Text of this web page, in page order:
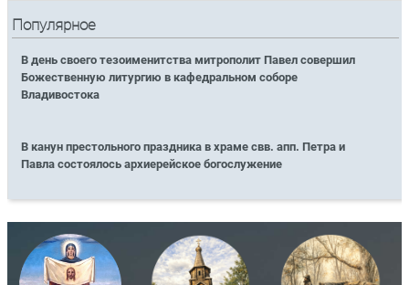
Популярное
В день своего тезоименитства митрополит Павел совершил
Божественную литургию в кафедральном соборе
Владивостока
В канун престольного праздника в храме свв. апп. Петра и
Павла состоялось архиерейское богослужение